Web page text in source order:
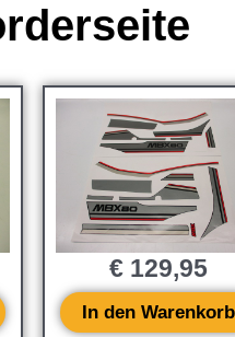
€129,95
In den Warenkorb